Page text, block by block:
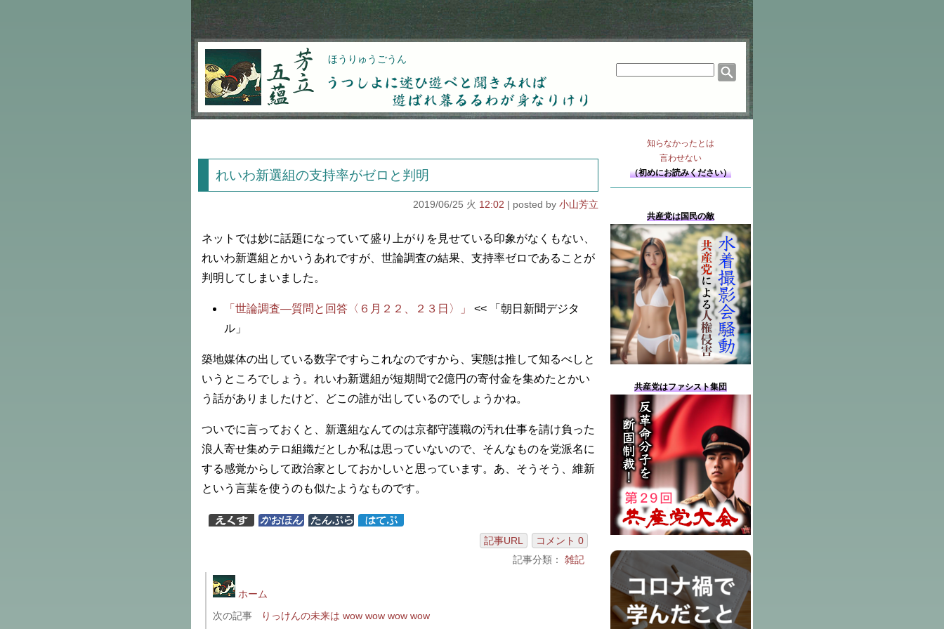
芳立五蘊 ほうりゅうごうん
うつしよに迷ひ遊べと聞きみれば遊ばれ暮るるわが
れいわ新選組の支持率がゼロと判明
2019/06/25 火 12:02 小山芳立
ネットでは妙に話題になっていて盛り上がりを見せている印象がなくもない、
れいわ新選組とかいうあれですが、世論調査の結果、支持率ゼロであることが
判明してしまいました。
「世論調査―質問と回答〈６月２２、２３日〉」
<< 「朝日新聞デジタ
ル」
築地媒体の出している数字ですらこれなのですから、実態は推して知るべしと
いうところでしょう。れいわ新選組が短期間で2億円の寄付金を集めたとかい
う話がありましたけど、どこの誰が出しているのでしょうかね。
ついでに言っておくと、新選組なんてのは京都守護職の汚れ仕事を請け負った
浪人寄せ集めテロ組織だとしか私は思っていないので、そんなものを党派名に
する感覚からして政治家としておかしいと思っています。あ、そうそう、維新
という言葉を使うのも似たようなものです。
記事URL
コメント 0
記事分類： 雑記
ホーム
次の記事
りっけんの未来は wow wow wow wow
知らなかったとは
言わせない
（初めにお読みください）
共産党は国民の敵
共産党はファシスト集団